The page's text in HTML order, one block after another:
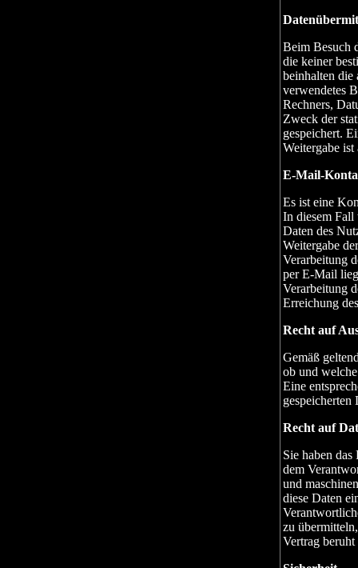
Beim Besuch
die keiner
beinhalten
verwendetes
Rechners,
Zweck der
gespeichert.
Weitergabe
E-Mail-
Es ist eine
In diesem Fall
Daten des
Weitergabe
Verarbeitung
per E-Mail
Verarbeitung
Erreichung
Recht auf
Gemäß
ob und
Eine
gespeicherten
Recht auf
Sie haben
dem
und
diese Daten
zu
Vertrag